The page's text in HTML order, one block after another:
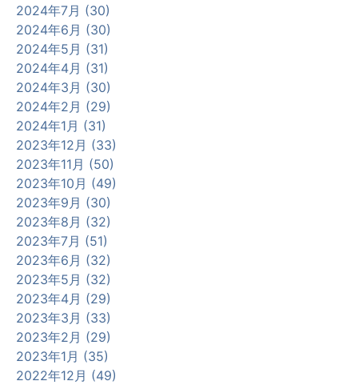
2024年7月 (30)
2024年6月 (30)
2024年5月 (31)
2024年4月 (31)
2024年3月 (30)
2024年2月 (29)
2024年1月 (31)
2023年12月 (33)
2023年11月 (50)
2023年10月 (49)
2023年9月 (30)
2023年8月 (32)
2023年7月 (51)
2023年6月 (32)
2023年5月 (32)
2023年4月 (29)
2023年3月 (33)
2023年2月 (29)
2023年1月 (35)
2022年12月 (49)